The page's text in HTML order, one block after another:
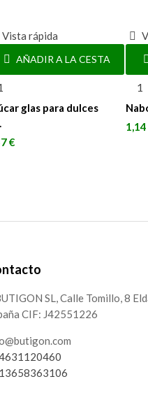
Vista rápida
AÑADIR A LA CESTA
glas para dulces
€
1,14
SL, Calle Tomillo, 8
CIF: J42551226